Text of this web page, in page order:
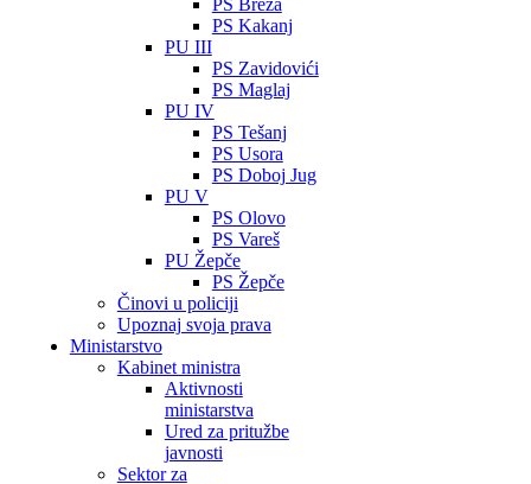
PS Breza
PS Kakanj
PU III
PS Zavidovići
PS Maglaj
PU IV
PS Tešanj
PS Usora
PS Doboj Jug
PU V
PS Olovo
PS Vareš
PU Žepče
PS Žepče
Činovi u policiji
Upoznaj svoja prava
Ministarstvo
Kabinet ministra
Aktivnosti
ministarstva
Ured za pritužbe
javnosti
Sektor za